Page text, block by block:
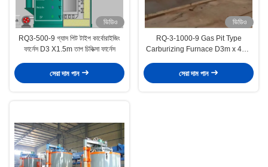
ভিডিও
RQ3-500-9 গ্যাস পিট টাইপ কার্বোরাইজিং
ফার্নেস D3 X1.5m তাপ চিকিত্সা ফার্নেস
সেরা দাম পান
ভিডিও
RQ-3-1000-9 Gas Pit Type
Carburizing Furnace D3m x 4m ,
সেরা দাম পান